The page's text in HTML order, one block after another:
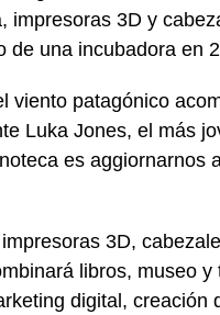
impresoras 3D y
de una incubadora en
viento patagónico
Luka Jones, el más
es aggiornarnos
3D,
libros, museo
digital, creación